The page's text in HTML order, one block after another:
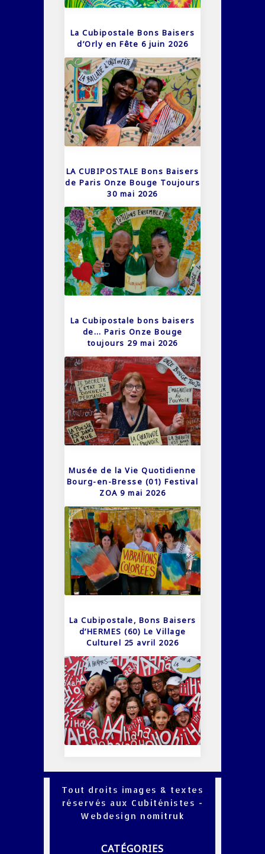
La Cubipostale Bons Baisers
d’Orly en Fête 6 juin 2026
LA CUBIPOSTALE Bons Baisers
de Paris Onze Bouge Toujours
30 mai 2026
La Cubipostale bons baisers
de… Paris Onze Bouge
toujours 29 mai 2026
Musée de la Vie Quotidienne
Bourg-en-Bresse (01) Festival
ZOA 9 mai 2026
La Cubipostale, Bons Baisers
d’HERMES (60) Le Village
Culturel 25 avril 2026
Tout droits images & textes
réservés aux Cubiténistes -
Webdesign nomitruk
CATÉGORIES